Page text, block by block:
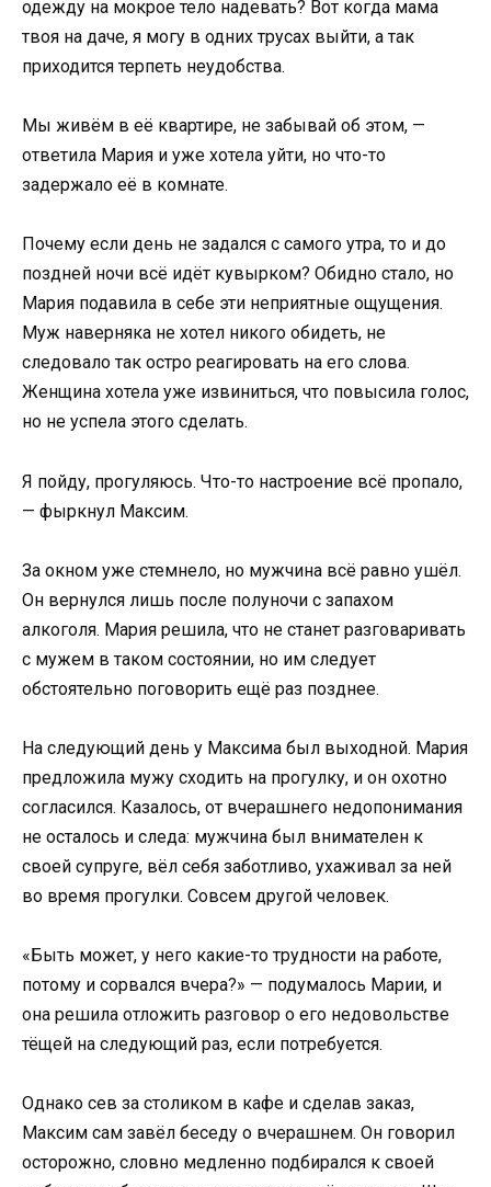
одежду на мокрое тело надевать? Вот когда мама
твоя на даче, я могу в одних трусах выйти, а так
приходится терпеть неудобства.
Мы живём в её квартире, не забывай об этом, —
ответила Мария и уже хотела уйти, но что-то
задержало её в комнате.
Почему если день не задался с самого утра, то и до
поздней ночи всё идёт кувырком? Обидно стало, но
Мария подавила в себе эти неприятные ощущения.
Муж наверняка не хотел никого обидеть, не
следовало так остро реагировать на его слова.
Женщина хотела уже извиниться, что повысила голос,
но не успела этого сделать.
Я пойду, прогуляюсь. Что-то настроение всё пропало,
— фыркнул Максим.
За окном уже стемнело, но мужчина всё равно ушёл.
Он вернулся лишь после полуночи с запахом
алкоголя. Мария решила, что не станет разговаривать
с мужем в таком состоянии, но им следует
обстоятельно поговорить ещё раз позднее.
На следующий день у Максима был выходной. Мария
предложила мужу сходить на прогулку, и он охотно
согласился. Казалось, от вчерашнего недопонимания
не осталось и следа: мужчина был внимателен к
своей супруге, вёл себя заботливо, ухаживал за ней
во время прогулки. Совсем другой человек.
«Быть может, у него какие-то трудности на работе,
потому и сорвался вчера?» — подумалось Марии, и
она решила отложить разговор о его недовольстве
тёщей на следующий раз, если потребуется.
Однако сев за столиком в кафе и сделав заказ,
Максим сам завёл беседу о вчерашнем. Он говорил
осторожно, словно медленно подбирался к своей